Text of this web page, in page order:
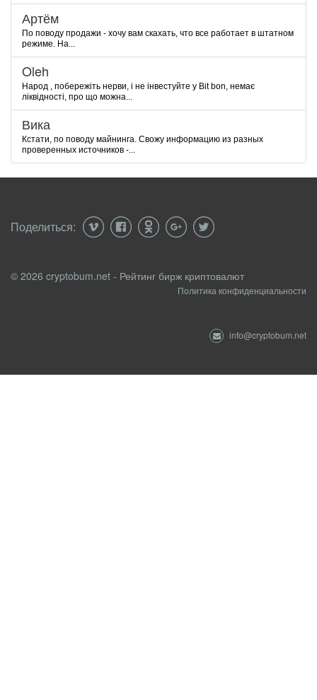
Артём
По поводу продажи - хочу вам скахать, что все работает в штатном
режиме. На...
Oleh
Народ , побережіть нерви, і не інвестуйте у Bit bon, немає
ліквідності, про що можна...
Вика
Кстати, по поводу майнинга. Свожу информацию из разных
проверенных источников -...
Поделиться:
© 2026 cryptobum.net - Рейтинг бирж криптовалют
Политика конфиденциальности
info@cryptobum.net